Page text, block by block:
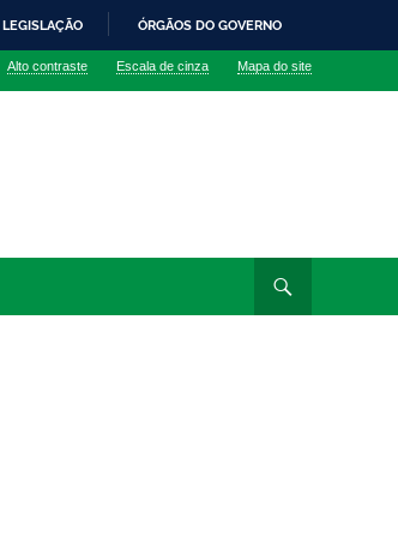
LEGISLAÇÃO ÓRGÃOS DO GOVERNO
Alto contraste Escala de cinza Mapa do site